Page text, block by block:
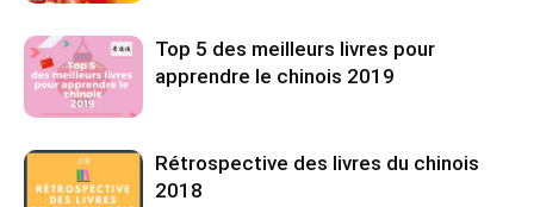
Top 5 des meilleurs livres pour
apprendre le chinois 2019
Rétrospective des livres du chinois
2018